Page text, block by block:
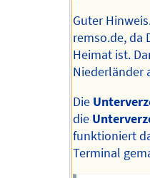
Guter
remso.de, da
Heimat ist.
Niederländer
Die
die
funktioniert
Terminal